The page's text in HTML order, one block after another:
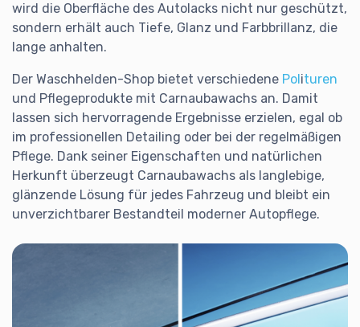
wird die Oberfläche des Autolacks nicht nur geschützt,
sondern erhält auch Tiefe, Glanz und Farbbrillanz, die
lange anhalten.
Der Waschhelden-Shop bietet verschiedene Pol ituren
und Pflegeprodukte mit Carnaubawachs an. Damit
lassen sich hervorragende Ergebnisse erzielen, egal ob
im professionellen Detailing oder bei der regelmäßigen
Pflege. Dank seiner Eigenschaften und natürlichen
Herkunft überzeugt Carnaubawachs als langlebige,
glänzende Lösung für jedes Fahrzeug und bleibt ein
unverzichtbarer Bestandteil moderner Autopflege.